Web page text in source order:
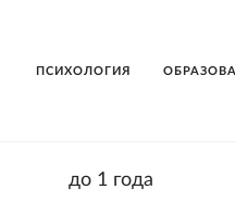
ПСИХОЛОГИЯ
до 1 года